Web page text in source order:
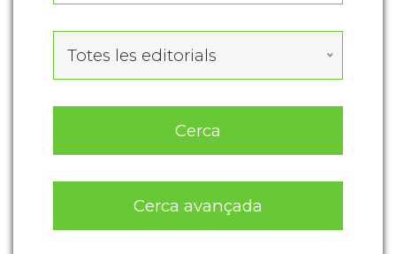
Totes les editorials
Cerca
Cerca avançada